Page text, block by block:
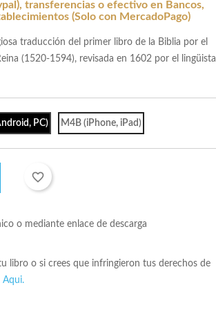
transferencias o efectivo en Bancos,
(Solo con MercadoPago)
traducción del primer libro de la Biblia por el
(1520-1594), revisada en 1602 por el lingüista
PC) M4B (iPhone, iPad)
favorite_border
o mediante enlace de descarga
libro o si crees que infringieron tus derechos de
Aqui.